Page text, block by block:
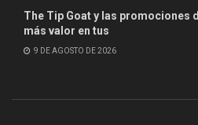
The Tip Goat y las promociones
más valor en tus
9 DE AGOSTO DE 2026